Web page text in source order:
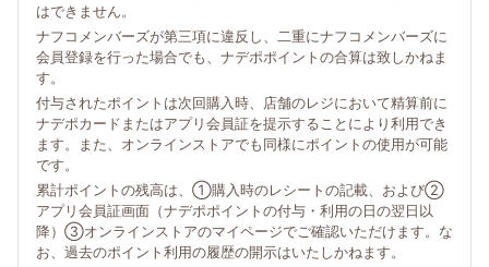
はできません。
ナフコメンバーズが第三項に違反し、二重にナフコメンバーズに
会員登録を行った場合でも、ナデポポイントの合算は致しかねま
す。
付与されたポイントは次回購入時、店舗のレジにおいて精算前に
ナデポカードまたはアプリ会員証を提示することにより利用でき
ます。また、オンラインストアでも同様にポイントの使用が可能
です。
累計ポイントの残高は、①購入時のレシートの記載、および②
アプリ会員証画面（ナデポポイントの付与・利用の日の翌日以
降）③オンラインストアのマイページでご確認いただけます。な
お、過去のポイント利用の履歴の開示はいたしかねます。